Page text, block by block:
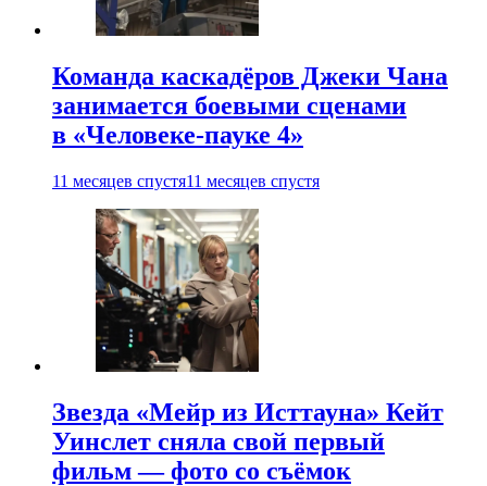
Команда каскадёров Джеки Чана
занимается боевыми сценами
в «Человеке-пауке 4»
11 месяцев спустя11 месяцев спустя
Звезда «Мейр из Исттауна» Кейт
Уинслет сняла свой первый
фильм — фото со съёмок